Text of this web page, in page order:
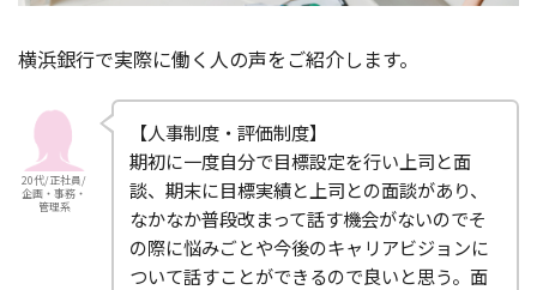
横浜銀行で実際に働く人の声をご紹介します。
20代/正社員/
企画・事務・
管理系
【人事制度・評価制度】
期初に一度自分で目標設定を行い上司と面
談、期末に目標実績と上司との面談があり、
なかなか普段改まって話す機会がないのでそ
の際に悩みごとや今後のキャリアビジョンに
ついて話すことができるので良いと思う。面